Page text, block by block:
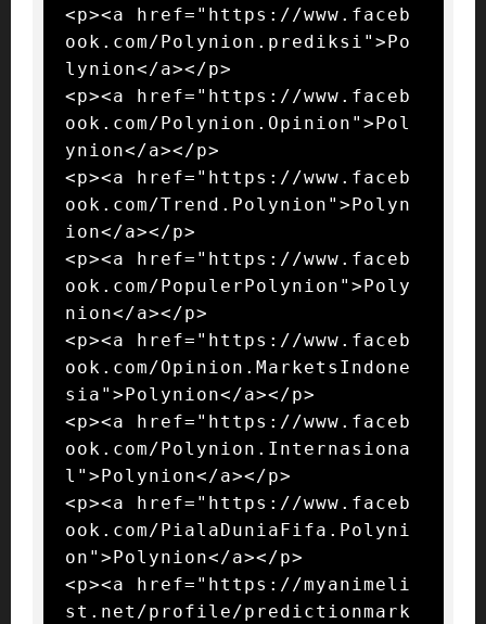
<p><a href="https://www.faceb
ook.com/Polynion.prediksi">Po
lynion</a></p>
<p><a href="https://www.faceb
ook.com/Polynion.Opinion">Pol
ynion</a></p>
<p><a href="https://www.faceb
ook.com/Trend.Polynion">Polyn
ion</a></p>
<p><a href="https://www.faceb
ook.com/PopulerPolynion">Poly
nion</a></p>
<p><a href="https://www.faceb
ook.com/Opinion.MarketsIndone
sia">Polynion</a></p>
<p><a href="https://www.faceb
ook.com/Polynion.Internasiona
l">Polynion</a></p>
<p><a href="https://www.faceb
ook.com/PialaDuniaFifa.Polyni
on">Polynion</a></p>
<p><a href="https://myanimeli
st.net/profile/predictionmark